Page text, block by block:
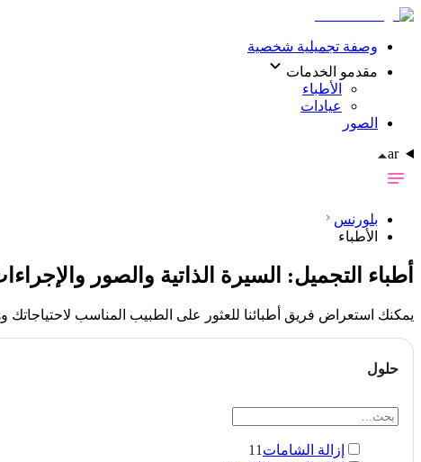
وصفة تجميلية شخصية
مقدمو الخدمات
الأطباء
عيادات
الصور
ar
بلورنس
الأطباء
أطباء التجميل: السيرة الذاتية والصور
يمكنك استعراض فريق أطبائنا للعثور على الطبيب المناسب لاحتياجاتك
حلول
إزالة الشامات 11